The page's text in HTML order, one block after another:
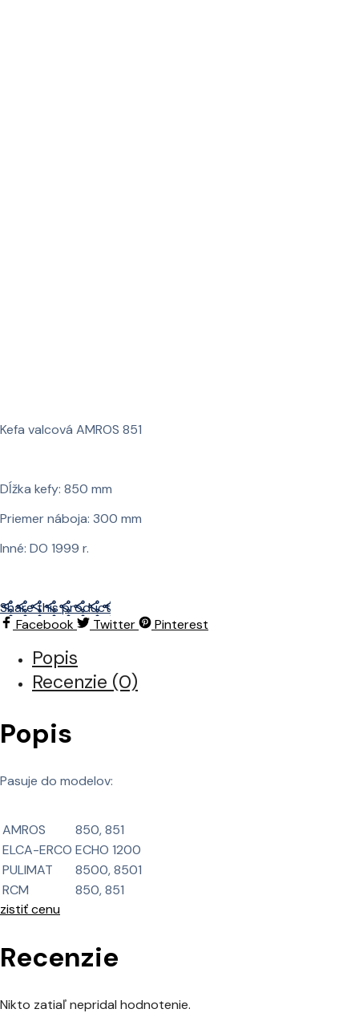
Kefa valcová AMROS 851
Dĺžka kefy: 850 mm
Priemer náboja: 300 mm
Inné: DO 1999 r.
Share this product
Facebook
Twitter Pinterest
Popis
Recenzie (0)
Popis
Pasuje do modelov:
AMROS
850, 851
ELCA-ERCO ECHO 1200
PULIMAT
8500, 8501
RCM
850, 851
zistiť cenu
Recenzie
Nikto zatiaľ nepridal hodnotenie.